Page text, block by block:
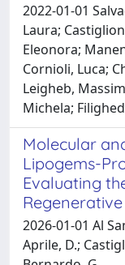
2022-01-01
Laura;
Eleonora;
Cornioli, Luca;
Leigheb,
Michela;
Molecular
Lipogems-
Evaluating
2026-01-01 Al
Aprile, D.;